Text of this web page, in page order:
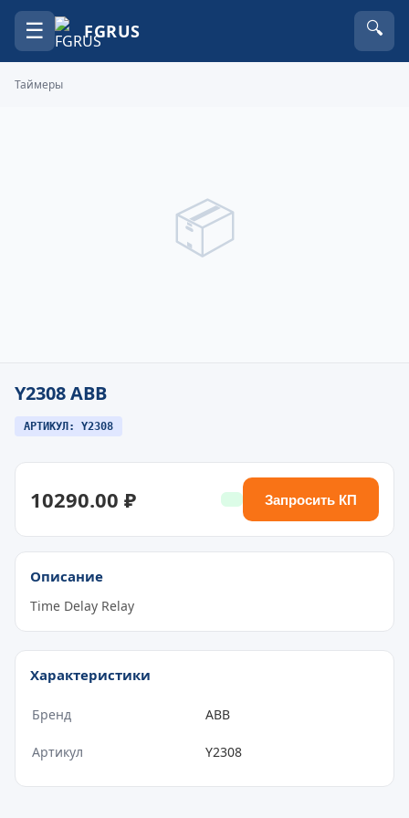
☰ FGRUS 🔍
Таймеры
📦
Y2308 ABB
АРТИКУЛ: Y2308
10290.00 ₽ Запросить КП
Описание
Time Delay Relay
Характеристики
Бренд ABB
Артикул Y2308